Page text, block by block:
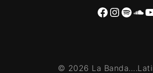
Facebook
© 2026 La